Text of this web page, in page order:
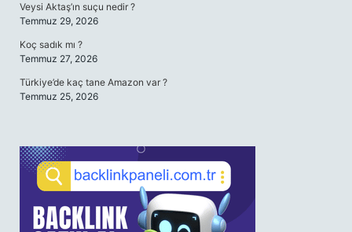
Veysi Aktaş’ın suçu nedir ?
Temmuz 29, 2026
Koç sadık mı ?
Temmuz 27, 2026
Türkiye’de kaç tane Amazon var ?
Temmuz 25, 2026